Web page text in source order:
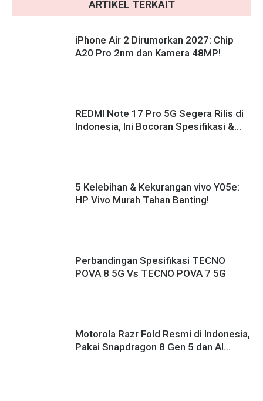
ARTIKEL TERKAIT
iPhone Air 2 Dirumorkan 2027: Chip
A20 Pro 2nm dan Kamera 48MP!
REDMI Note 17 Pro 5G Segera Rilis di
Indonesia, Ini Bocoran Spesifikasi &
5 Kelebihan & Kekurangan vivo Y05e:
HP Vivo Murah Tahan Banting!
Perbandingan Spesifikasi TECNO
POVA 8 5G Vs TECNO POVA 7 5G
Motorola Razr Fold Resmi di Indonesia,
Pakai Snapdragon 8 Gen 5 dan AI